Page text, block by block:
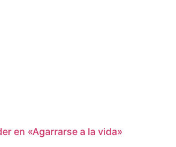
en «Agarrarse a la vida»